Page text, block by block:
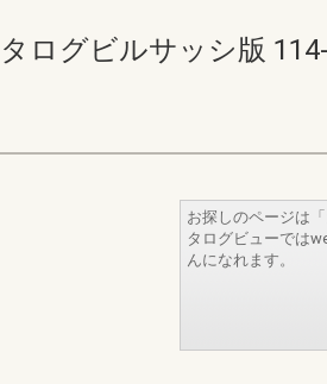
ログビルサッシ版
お探しのページは
タログビューでは
んになれます。